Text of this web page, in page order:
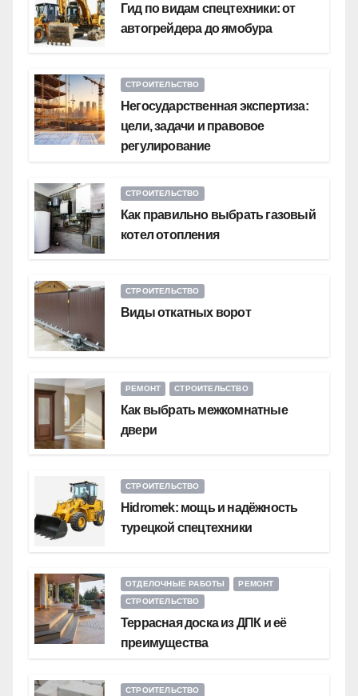
Гид по видам спецтехники: от
автогрейдера до ямобура
СТРОИТЕЛЬСТВО
Негосударственная экспертиза:
цели, задачи и правовое
регулирование
СТРОИТЕЛЬСТВО
Как правильно выбрать газовый
котел отопления
СТРОИТЕЛЬСТВО
Виды откатных ворот
РЕМОНТ СТРОИТЕЛЬСТВО
Как выбрать межкомнатные
двери
СТРОИТЕЛЬСТВО
Hidromek: мощь и надёжность
турецкой спецтехники
ОТДЕЛОЧНЫЕ РАБОТЫ
РЕМОНТ
СТРОИТЕЛЬСТВО
Террасная доска из ДПК и её
преимущества
СТРОИТЕЛЬСТВО